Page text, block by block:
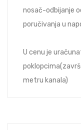
nosač-odbijanje
poručivanja u
U cenu je
metru kanala)